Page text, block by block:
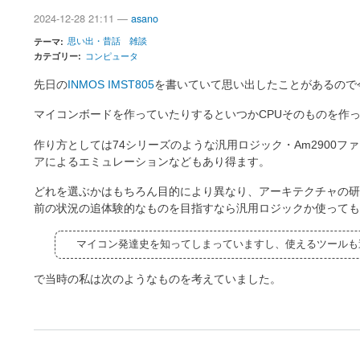
2024-12-28 21:11 — asano
テーマ 思い出・昔話
雑談
カテゴリー
コンピュータ
先日の INMOS IMST805を書いていて思い出したことがあるの
マイコンボードを作っていたりするといつかCPUそのものを作
作り方としては74シリーズのような汎用ロジック・Am2900フ
アによるエミュレーションなどもあり得ます。
どれを選ぶかはもちろん目的により異なり、アーキテクチャの
前の状況の追体験的なものを目指すなら汎用ロジックか使って
マイコン発達史を知ってしまっていますし、使えるツー
で当時の私は次のようなものを考えていました。